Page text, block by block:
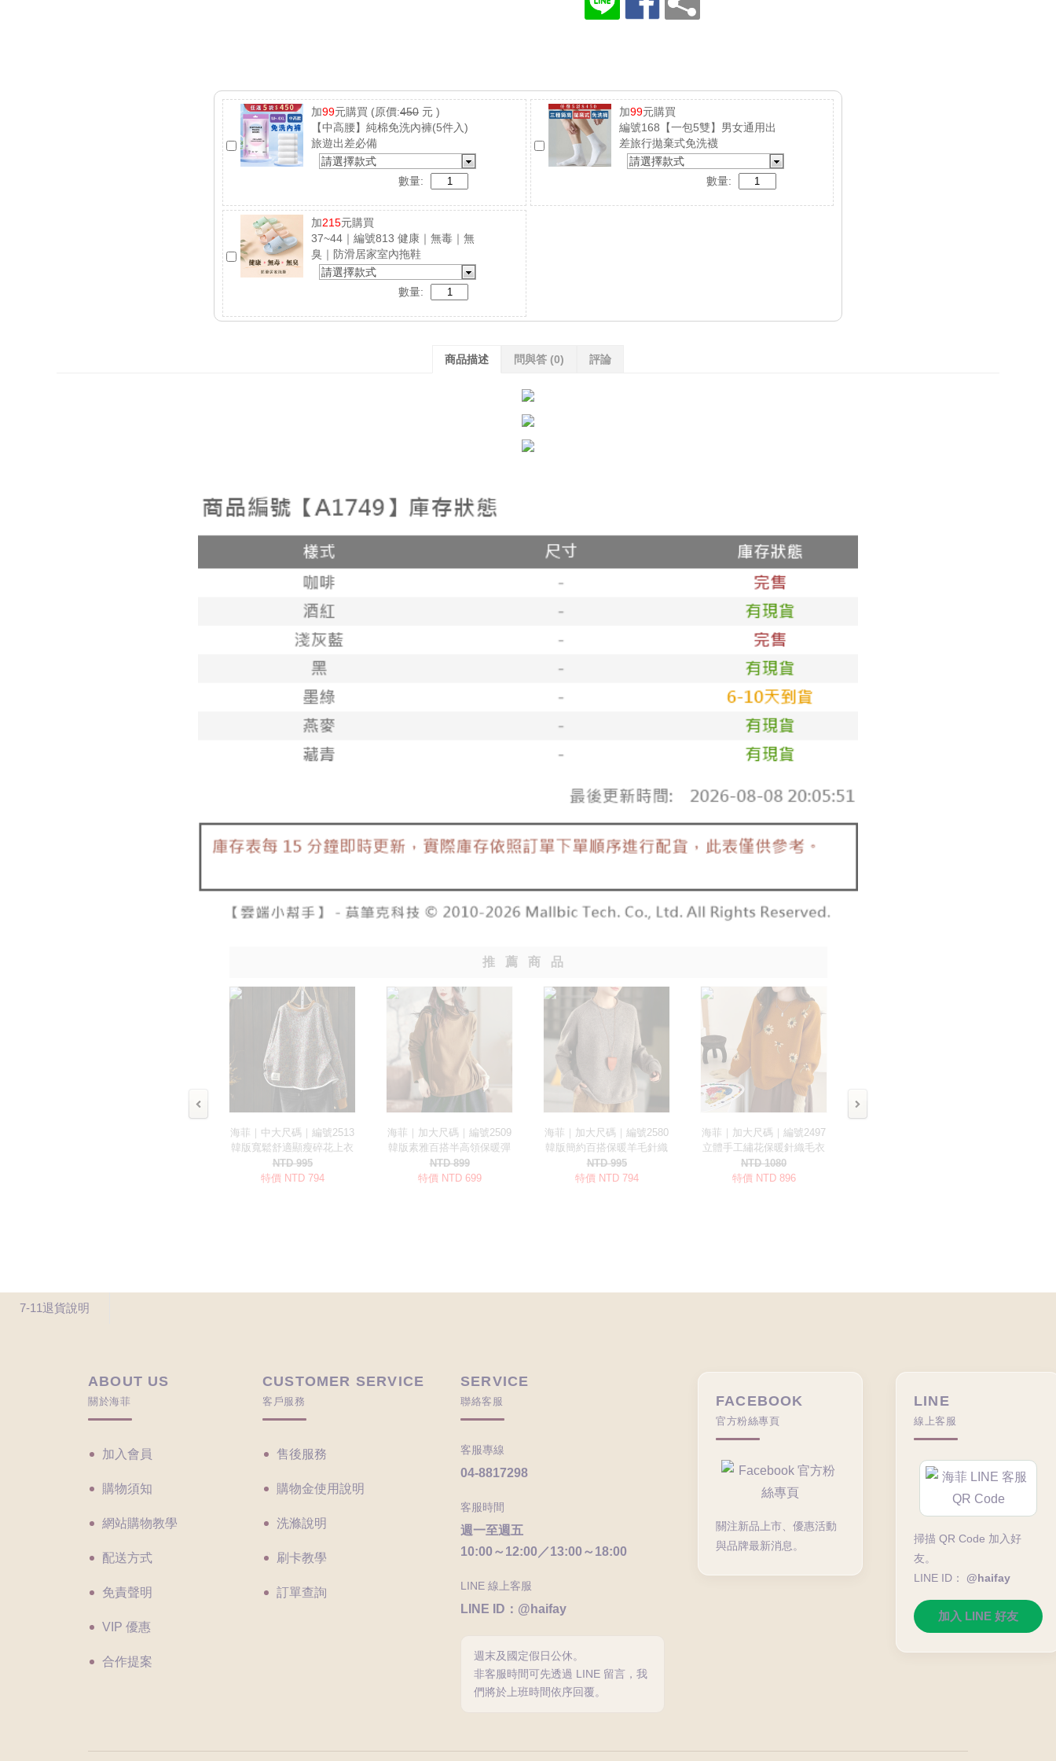
加99元購買 (原價:450 元 )
【中高腰】純棉免洗內褲(5件入)
旅遊出差必備
請選擇款式
數量:
加99元購買
編號168【一包5雙】男女通用出
差旅行拋棄式免洗襪
請選擇款式
數量:
加215元購買
37~44｜編號813 健康｜無毒｜無
臭｜防滑居家室內拖鞋
請選擇款式
數量:
商品描述 問與答 (0) 評論
7-11退貨說明
ABOUT US
關於海菲
加入會員
購物須知
網站購物教學
配送方式
免責聲明
VIP 優惠
合作提案
CUSTOMER SERVICE
客戶服務
售後服務
購物金使用說明
洗滌說明
刷卡教學
訂單查詢
SERVICE
聯絡客服
客服專線
04-8817298
客服時間
週一至週五
10:00～12:00／13:00～18:00
LINE 線上客服
LINE ID：@haifay
週末及國定假日公休。
非客服時間可先透過 LINE 留言，我
們將於上班時間依序回覆。
FACEBOOK
官方粉絲專頁
關注新品上市、優惠活動
與品牌最新消息。
LINE
線上客服
掃描 QR Code 加入好
友。
LINE ID： @haifay
加入 LINE 好友